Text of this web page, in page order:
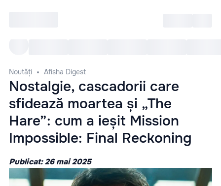
Noutăți Afisha Digest
Nostalgie, cascadorii care
sfidează moartea și „The
Hare”: cum a ieșit Mission
Impossible: Final Reckoning
Publicat: 26 mai 2025